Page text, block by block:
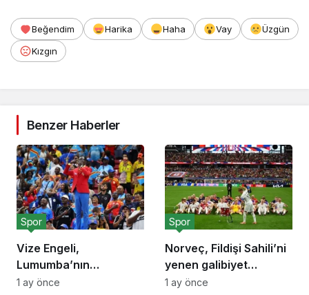
Beğendim Harika Haha Vay
Üzgün
Kızgın
Benzer Haberler
Vize Engeli,
Lumumba’nın
Hayranını Kısıtladı!
Spor
1 ay önce
Norveç, Fildişi Sahili’ni
yenen galibiyet
sevinciyle!
Spor
1 ay önce